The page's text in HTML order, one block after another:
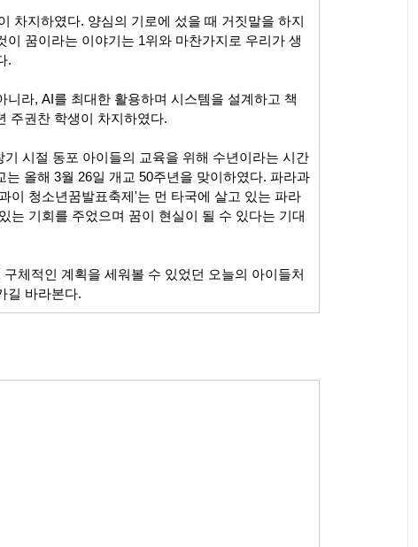
차지하였다. 양심의 기로에 섰을 때 거짓말을 하지
꿈이라는 이야기는 1위와 마찬가지로 우리가 생
.
라, AI를 최대한 활용하며 시스템을 설계하고 책
주권찬 학생이 차지하였다.
시절 동포 아이들의 교육을 위해 수년이라는 시간
올해 3월 26일 개교 50주년을 맞이하였다. 파라과
이 청소년꿈발표축제'는 먼 타국에 살고 있는 파라
는 기회를 주었으며 꿈이 현실이 될 수 있다는 기대
체적인 계획을 세워볼 수 있었던 오늘의 아이들처
길 바라본다.